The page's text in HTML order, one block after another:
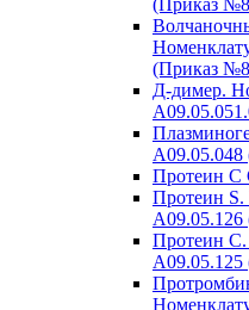
(Приказ
(Приказ
Д-димер.
Протеин C
Протеин
Протеин